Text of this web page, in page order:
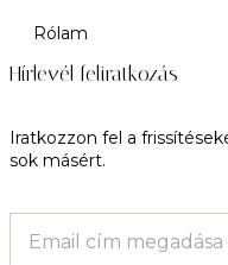
Rólam
Hírlevél feliratkozás
Iratkozzon fel a
sok másért.